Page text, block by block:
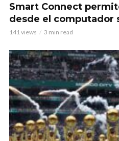
Smart Connect
desde el computador
141 views 3 min read